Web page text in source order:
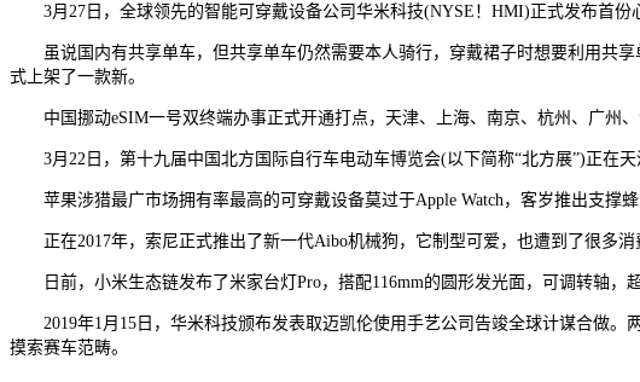
3月27日，全球领先的智能可穿戴设备公司华米科技(NYSE！HMI)正式发布首份
虽说国内有共享单车，但共享单车仍然需要本人骑行，穿戴裙子时想要利用共享
式上架了一款新。
中国挪动eSIM一号双终端办事正式开通打点，天津、上海、南京、杭州、广州、
3月22日，第十九届中国北方国际自行车电动车博览会(以下简称“北方展”)正在天
苹果涉猎最广市场拥有率最高的可穿戴设备莫过于Apple Watch，客岁推出支撑蜂
正在2017年，索尼正式推出了新一代Aibo机械狗，它制型可爱，也遭到了很多
日前，小米生态链发布了米家台灯Pro，搭配116mm的圆形发光面，可调转轴，
2019年1月15日，华米科技颁布发表取迈凯伦使用手艺公司告竣全球计谋合做。
摸索赛车范畴。